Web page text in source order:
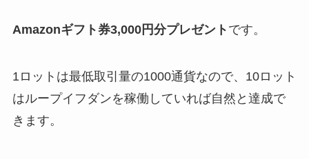
Amazonギフト券3,000円分プレゼント です。
1ロットは最低取引量の1000通貨なので、10ロット
はループイフダンを稼働していれば自然と達成で
きます。